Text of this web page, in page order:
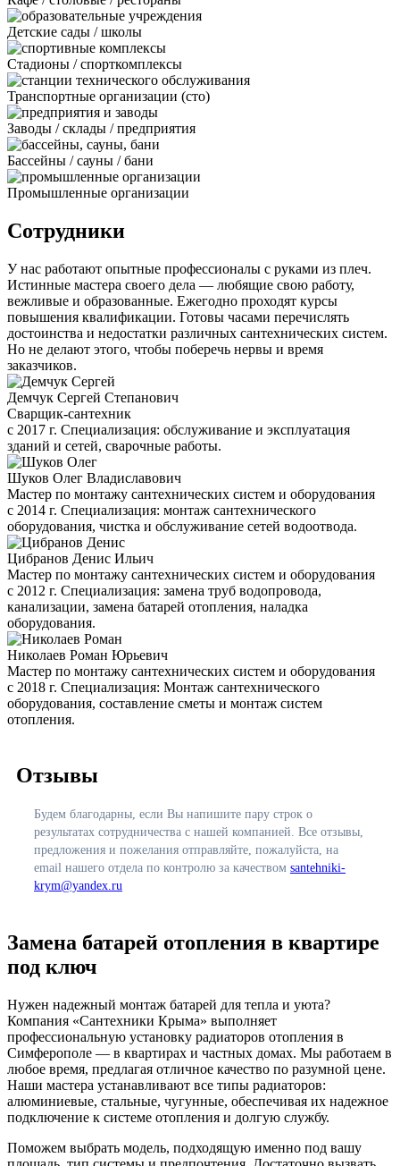
Детские сады / школы
Стадионы / спорткомплексы
Транспортные организации (сто)
Заводы / склады / предприятия
Бассейны / сауны / бани
Промышленные организации
Сотрудники
У нас работают опытные профессионалы с руками из плеч.
Истинные мастера своего дела — любящие свою работу,
вежливые и образованные. Ежегодно проходят курсы
повышения квалификации. Готовы часами перечислять
достоинства и недостатки различных сантехнических систем.
Но не делают этого, чтобы поберечь нервы и время
заказчиков.
Демчук Сергей Степанович
Сварщик-сантехник
с 2017 г. Специализация: обслуживание и эксплуатация
зданий и сетей, сварочные работы.
Шуков Олег Владиславович
Мастер по монтажу сантехнических систем и оборудования
с 2014 г. Специализация: монтаж сантехнического
оборудования, чистка и обслуживание сетей водоотвода.
Цибранов Денис Ильич
Мастер по монтажу сантехнических систем и оборудования
с 2012 г. Специализация: замена труб водопровода,
канализации, замена батарей отопления, наладка
оборудования.
Николаев Роман Юрьевич
Мастер по монтажу сантехнических систем и оборудования
с 2018 г. Специализация: Монтаж сантехнического
оборудования, составление сметы и монтаж систем
отопления.
Отзывы
Будем благодарны, если Вы напишите пару строк о
результатах сотрудничества с нашей компанией. Все отзывы,
предложения и пожелания отправляйте, пожалуйста, на
email нашего отдела по контролю за качеством santehniki-
krym@yandex.ru
Замена батарей отопления в квартире
под ключ
Нужен надежный монтаж батарей для тепла и уюта?
Компания «Сантехники Крыма» выполняет
профессиональную установку радиаторов отопления в
Симферополе — в квартирах и частных домах. Мы работаем в
любое время, предлагая отличное качество по разумной цене.
Наши мастера устанавливают все типы радиаторов:
алюминиевые, стальные, чугунные, обеспечивая их надежное
подключение к системе отопления и долгую службу.
Поможем выбрать модель, подходящую именно под вашу